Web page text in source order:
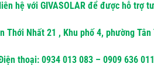
hệ với GIVASOLAR để được hỗ trợ
Thới Nhất 21 , Khu phố 4, phường
thoại: 0934 013 083 – 0909 636 011